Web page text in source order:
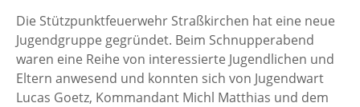
Die Stützpunktfeuerwehr Straßkirchen hat eine neue
Jugendgruppe gegründet. Beim Schnupperabend
waren eine Reihe von interessierte Jugendlichen und
Eltern anwesend und konnten sich von Jugendwart
Lucas Goetz, Kommandant Michl Matthias und dem